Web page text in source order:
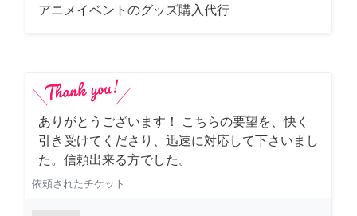
アニメイベントのグッズ購入代行
ありがとうございます！ こちらの要望を、快く
引き受けてくださり、迅速に対応して下さいまし
た。信頼出来る方でした。
依頼されたチケット